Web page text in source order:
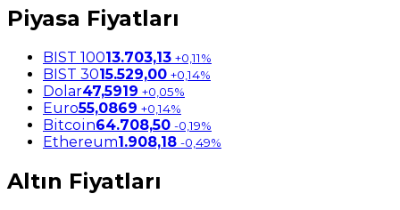
Piyasa Fiyatları
BIST 10013.703,13 +0,11%
BIST 3015.529,00 +0,14%
Dolar47,5919 +0,05%
Euro55,0869 +0,14%
Bitcoin64.708,50 -0,19%
Ethereum1.908,18 -0,49%
Altın Fiyatları